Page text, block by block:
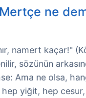
ne
namert kaçar!"
sözünün
Ama ne olsa,
yiğit, hep